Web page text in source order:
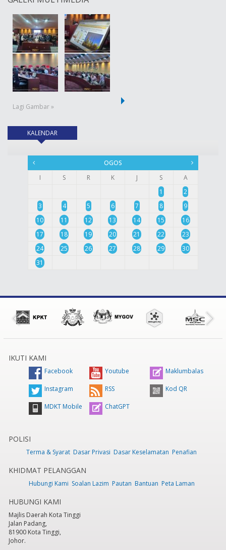
Lagi Gambar »
KALENDAR(tab aktif)
OGOS
I
S R K J S
A
1
2
3
4 5 6 7 8
9
10
11 12 13 14 15
16
17
18 19 20 21 22
23
24
25 26 27 28 29
30
31
IKUTI KAMI
Facebook Youtube Maklumbalas
Instagram RSS Kod QR
MDKT Mobile ChatGPT
POLISI
Terma & Syarat Dasar Privasi Dasar Keselamatan Penafian
KHIDMAT PELANGGAN
Hubungi Kami Soalan Lazim Pautan Bantuan Peta Laman
HUBUNGI KAMI
Majlis Daerah Kota Tinggi
Jalan Padang,
81900 Kota Tinggi,
Johor.